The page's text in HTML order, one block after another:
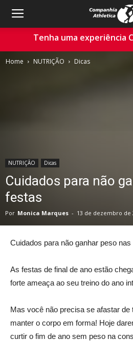
Tenha uma experiência
Home NUTRIÇÃO Dicas
NUTRIÇÃO Dicas
Cuidados para não
festas
Por Monica Marques - 13 de dezembro de
Cuidados para não ganhar peso nas
As festas de final de ano estão
forte ameaça ao seu treino do ano
Mas você não precisa se afastar de
manter o corpo em forma! Hoje
curtir o fim de ano sem peso na